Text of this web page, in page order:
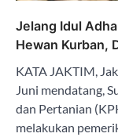
Jelang Idul
Hewan Kurban,
KATA JAKTIM,
Juni mendatang,
dan Pertanian
melakukan